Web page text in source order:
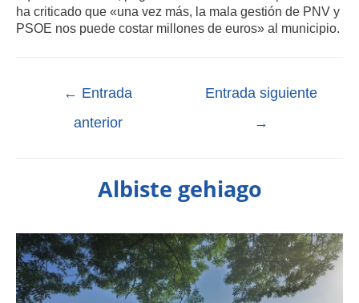
ha criticado que «una vez más, la mala gestión de PNV y
PSOE nos puede costar millones de euros» al municipio.
← Entrada
anterior
Entrada siguiente
→
Albiste gehiago